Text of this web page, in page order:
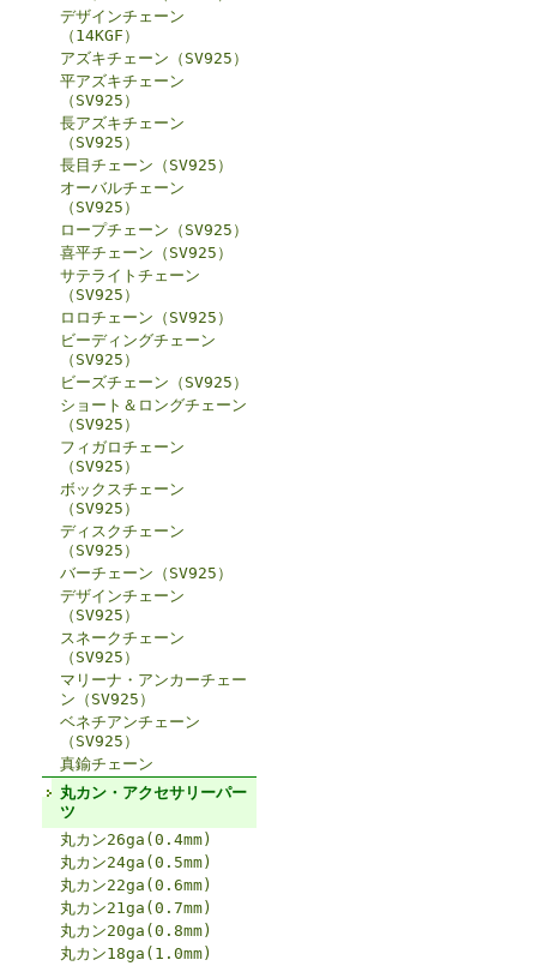
デザインチェーン
（14KGF）
アズキチェーン（SV925）
平アズキチェーン
（SV925）
長アズキチェーン
（SV925）
長目チェーン（SV925）
オーバルチェーン
（SV925）
ロープチェーン（SV925）
喜平チェーン（SV925）
サテライトチェーン
（SV925）
ロロチェーン（SV925）
ビーディングチェーン
（SV925）
ビーズチェーン（SV925）
ショート＆ロングチェーン
（SV925）
フィガロチェーン
（SV925）
ボックスチェーン
（SV925）
ディスクチェーン
（SV925）
バーチェーン（SV925）
デザインチェーン
（SV925）
スネークチェーン
（SV925）
マリーナ・アンカーチェー
ン（SV925）
ベネチアンチェーン
（SV925）
真鍮チェーン
丸カン・アクセサリーパー
ツ
丸カン26ga(0.4mm)
丸カン24ga(0.5mm)
丸カン22ga(0.6mm)
丸カン21ga(0.7mm)
丸カン20ga(0.8mm)
丸カン18ga(1.0mm)